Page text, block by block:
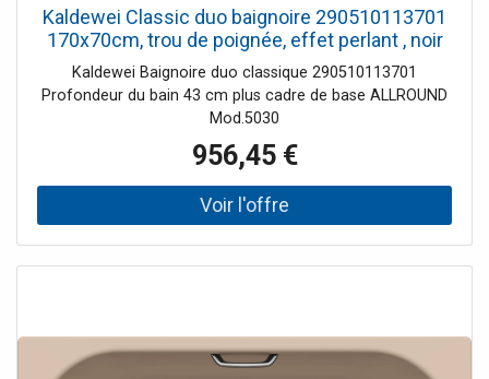
Kaldewei Classic duo baignoire 290510113701
170x70cm, trou de poignée, effet perlant , noir
Kaldewei Baignoire duo classique 290510113701
Profondeur du bain 43 cm plus cadre de base ALLROUND
Mod.5030
956,45 €